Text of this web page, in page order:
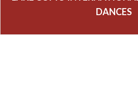
DANCES